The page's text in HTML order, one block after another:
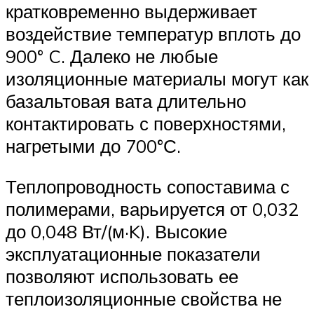
кратковременно выдерживает
воздействие температур вплоть до
900° C. Далеко не любые
изоляционные материалы могут как
базальтовая вата длительно
контактировать с поверхностями,
нагретыми до 700°С.
Теплопроводность сопоставима с
полимерами, варьируется от 0,032
до 0,048 Вт/(м·K). Высокие
эксплуатационные показатели
позволяют использовать ее
теплоизоляционные свойства не